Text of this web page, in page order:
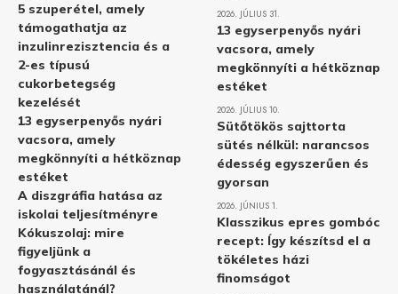
5 szuperétel, amely
támogathatja az
inzulinrezisztencia és a
2-es típusú
cukorbetegség
kezelését
13 egyserpenyős nyári
vacsora, amely
megkönnyíti a hétköznap
estéket
A diszgráfia hatása az
iskolai teljesítményre
Kókuszolaj: mire
figyeljünk a
fogyasztásánál és
használatánál?
2026. JÚLIUS 31.
13 egyserpenyős nyári
vacsora, amely
megkönnyíti a hétköznap
estéket
2026. JÚLIUS 10.
Sütőtökös sajttorta
sütés nélkül: narancsos
édesség egyszerűen és
gyorsan
2026. JÚNIUS 1.
Klasszikus epres gombóc
recept: Így készítsd el a
tökéletes házi
finomságot